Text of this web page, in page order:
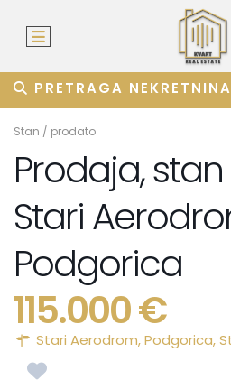
PRETRAGA NEKRETNINA
Stan / prodato
Prodaja, stan
Stari
Podgorica
115.000 €
Stari Aerodrom,Podgorica,